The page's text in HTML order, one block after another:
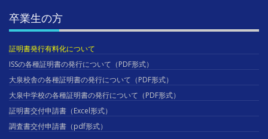
卒業生の方
証明書発行有料化について
ISSの各種証明書の発行について（PDF形式）
大泉校舎の各種証明書の発行について（PDF形式）
大泉中学校の各種証明書の発行について（PDF形式）
証明書交付申請書（Excel形式）
調査書交付申請書（pdf形式）